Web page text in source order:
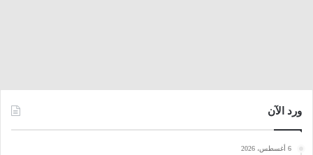
ورد الآن
6 أغسطس، 2026